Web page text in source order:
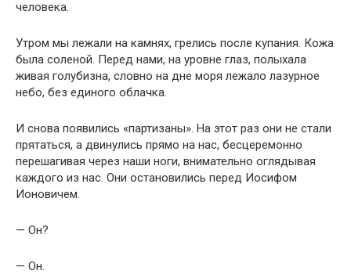
человека.
Утром мы лежали на камнях, грелись после купания. Кожа
была соленой. Перед нами, на уровне глаз, полыхала
живая голубизна, словно на дне моря лежало лазурное
небо, без единого облачка.
И снова появились «партизаны». На этот раз они не стали
прятаться, а двинулись прямо на нас, бесцеремонно
перешагивая через наши ноги, внимательно оглядывая
каждого из нас. Они остановились перед Иосифом
Ионовичем.
— Он?
— Он.